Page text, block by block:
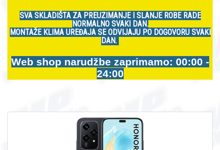
SVA SKLADIŠTA ZA PREUZIMANJE I SLANJE ROBE RADE
NORMALNO SVAKI DAN.
MONTAŽE KLIMA UREĐAJA SE ODVIJAJU PO DOGOVORU SVAKI
DAN.
Web shop narudžbe zaprimamo: 00:00 -
24:00